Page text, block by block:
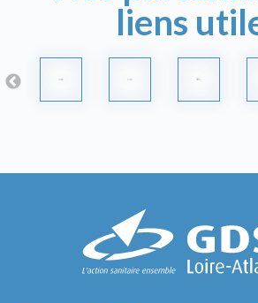
liens